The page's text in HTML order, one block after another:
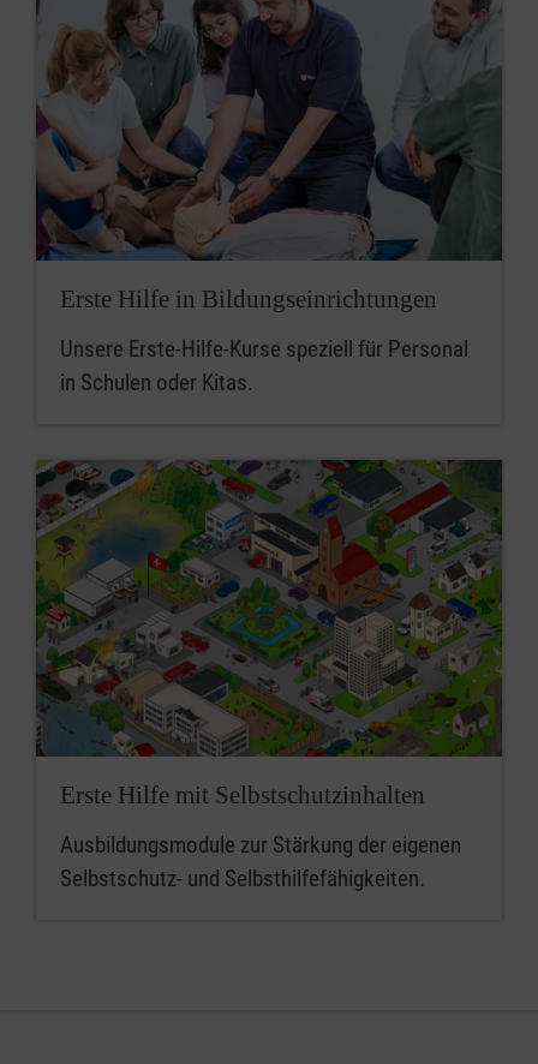
Erste Hilfe in Bildungseinrichtungen
Unsere Erste-Hilfe-Kurse speziell für Personal
in Schulen oder Kitas.
Erste Hilfe mit Selbstschutzinhalten
Ausbildungsmodule zur Stärkung der eigenen
Selbstschutz- und Selbsthilfefähigkeiten.